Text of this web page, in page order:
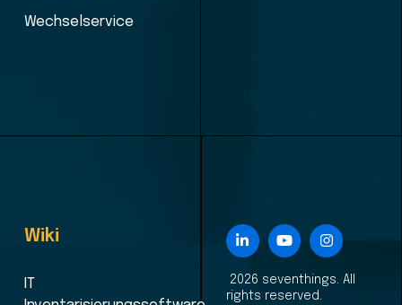
Wechselservice
2026 seventhings. All
rights reserved.
Wiki
IT